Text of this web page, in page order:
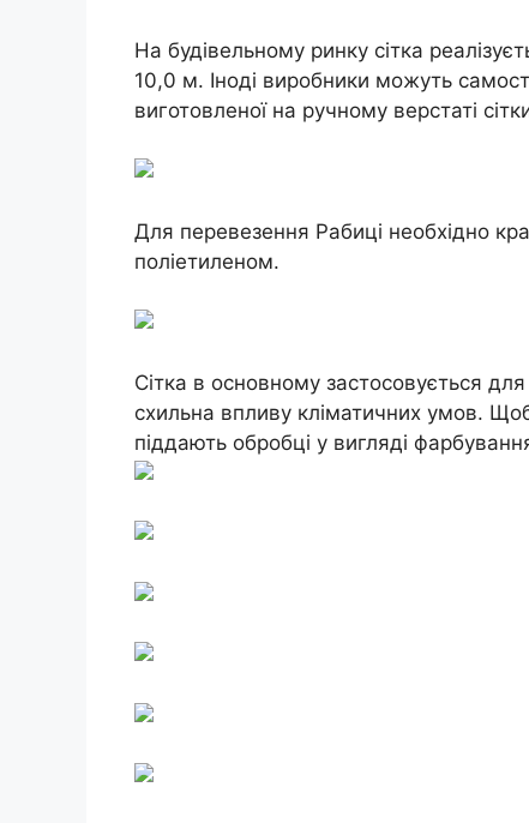
На будівельному ринку сітка
10,0 м. Іноді виробники можуть
виготовленої на ручному верстаті
Для перевезення Рабиці необхідно
поліетиленом.
Сітка в основному застосовується
схильна впливу кліматичних умов.
піддають обробці у вигляді